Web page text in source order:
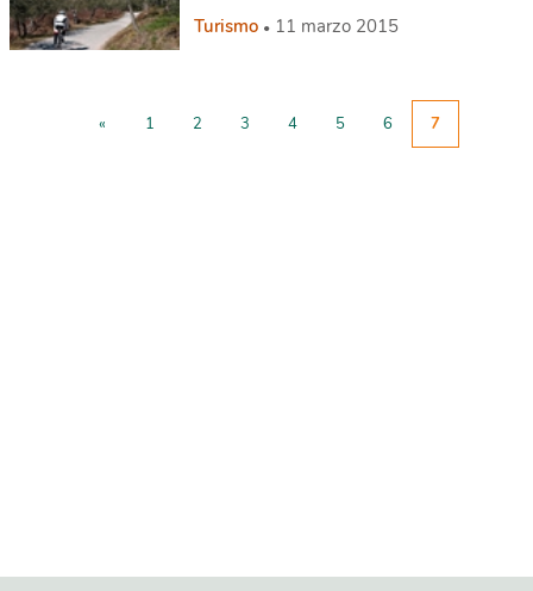
Turismo 11 marzo 2015
« 1 2 3 4 5 6 7